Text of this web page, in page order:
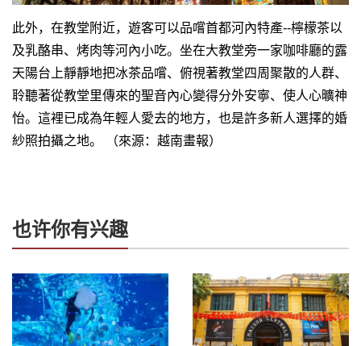
此外，在教堂附近，遊客可以品嚐首都河內特產--檸檬茶以
及乳酪串、烤肉等河內小吃。坐在大教堂旁一家咖啡廳的露
天陽台上靜靜地把冰茶品嚐、俯視著教堂四周聚散的人群、
聆聽著從教堂里傳來的聖音內心變得分外安寧、使人心曠神
怡。這裡已成為年輕人愛去的地方，也是許多新人選擇的婚
紗照拍攝之地。 （來源：越南畫報）
也许你有兴趣